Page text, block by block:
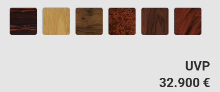
UVP
32.900 €